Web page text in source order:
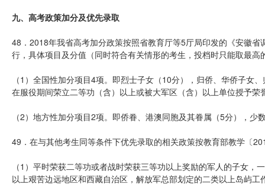
九、高考政策加分及优先录取
48．2018年我省高考加分政策按照省教育厅等5厅局印发的《安徽
行，具体项目及分值（同时符合有关情形的考生，投档时只能取最高
（1）全国性加分项目4项。即烈士子女（10分），归侨、华侨子女
在服役期间荣立二等功（含）以上或被大军区（含）以上单位授予荣
（2）地方性加分项目2项。即侨眷、港澳同胞及其眷属（5分），
49．在与其他考生同等条件下优先录取的相关政策按教育部教学〔
（1）平时荣获二等功或者战时荣获三等功以上奖励的军人的子女
以上艰苦边远地区和西藏自治区，解放军总部划定的二类以上岛屿